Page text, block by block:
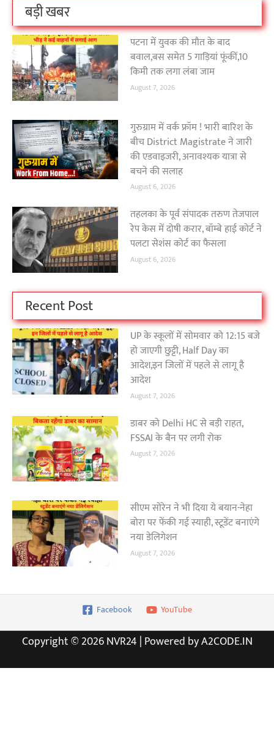
बड़ी खबर
पटना में युवक की मौत के बाद
बवाल,बस समेत 5 गाड़ियां फूंकीं,10
किमी तक लगा लंबा जाम
August 7, 2026
गुरुग्राम में वर्क फ्रॉम ! भारी बारिश के
बीच District Magistrate ने जारी
की एडवाइजरी, अनावश्यक यात्रा से
बचने की सलाह
August 6, 2026
तहलका के पूर्व संपादक तरुण तेजपाल
रेप केस में दोषी करार, बॉम्बे हाई कोर्ट ने
पलटा सेशंस कोर्ट का फैसला
August 6, 2026
Recent Post
UP के स्कूलों में सोमवार को 12:15 बजे
हो जाएगी छुट्टी, Half Day का
आदेश,इन जिलों में पहले से लागू है
आदेश
August 7, 2026
डाबर को Delhi HC से बड़ी राहत,
FSSAI के बैन पर लगी रोक
August 7, 2026
सीएम सोरेन ने भी दिया ये बयान-नेहा
बोरा पर फेंकी गई स्याही, स्टूडेंट बनाएंगे
नया डेलिगेशन
August 7, 2026
Facebook YouTube
Copyright © 2026 NVR24 | Powered by A2CODE.IN